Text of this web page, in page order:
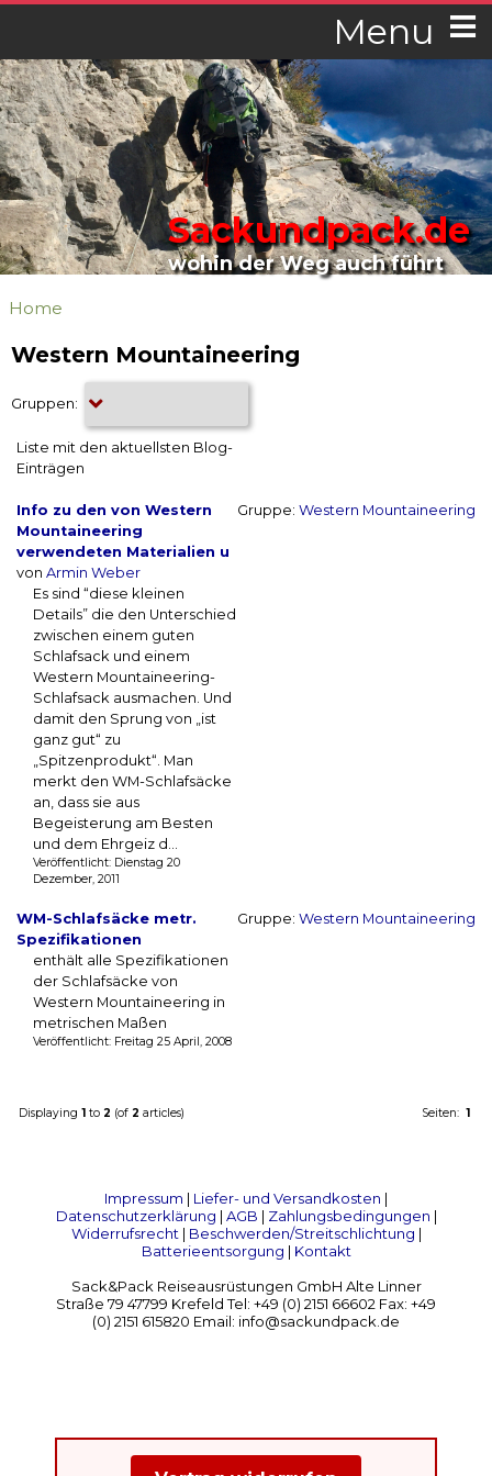
Menu
Sackundpack.de
wohin der Weg auch führt
Home
Western Mountaineering
Gruppen:
Liste mit den aktuellsten Blog-
Einträgen
Info zu den von Western
Mountaineering
verwendeten Materialien u
von Armin Weber
Gruppe: Western Mountaineering
Es sind “diese kleinen
Details” die den Unterschied
zwischen einem guten
Schlafsack und einem
Western Mountaineering-
Schlafsack ausmachen. Und
damit den Sprung von „ist
ganz gut“ zu
„Spitzenprodukt“. Man
merkt den WM-Schlafsäcke
an, dass sie aus
Begeisterung am Besten
und dem Ehrgeiz d...
Veröffentlicht: Dienstag 20
Dezember, 2011
WM-Schlafsäcke metr.
Spezifikationen
Gruppe: Western Mountaineering
enthält alle Spezifikationen
der Schlafsäcke von
Western Mountaineering in
metrischen Maßen
Veröffentlicht: Freitag 25 April, 2008
Displaying 1 to 2 (of 2 articles) Seiten: 1
Impressum | Liefer- und Versandkosten |
Datenschutzerklärung | AGB | Zahlungsbedingungen |
Widerrufsrecht| Beschwerden/Streitschlichtung |
Batterieentsorgung | Kontakt
Sack&Pack Reiseausrüstungen GmbH Alte Linner
Straße 79 47799 Krefeld Tel: +49 (0) 2151 66602 Fax: +49
(0) 2151 615820 Email: info@sackundpack.de